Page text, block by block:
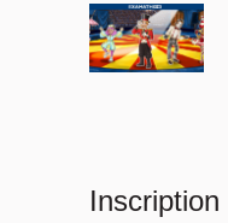
Inscription